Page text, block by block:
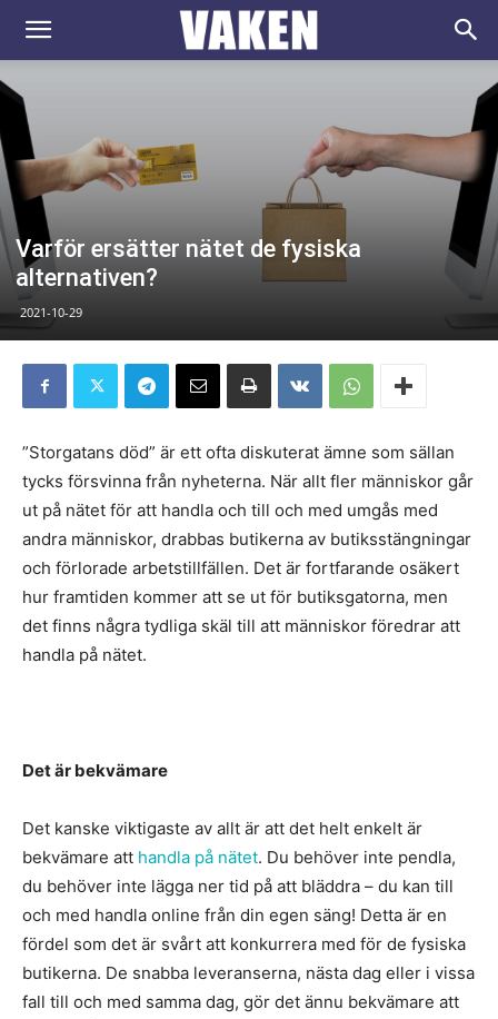
VAKEN.se
Varför ersätter nätet de fysiska
alternativen?
2021-10-29
”Storgatans död” är ett ofta diskuterat ämne som sällan
tycks försvinna från nyheterna. När allt fler människor går
ut på nätet för att handla och till och med umgås med
andra människor, drabbas butikerna av butiksstängningar
och förlorade arbetstillfällen. Det är fortfarande osäkert
hur framtiden kommer att se ut för butiksgatorna, men
det finns några tydliga skäl till att människor föredrar att
handla på nätet.
Det är bekvämare
Det kanske viktigaste av allt är att det helt enkelt är
bekvämare att handla på nätet. Du behöver inte pendla,
du behöver inte lägga ner tid på att bläddra – du kan till
och med handla online från din egen säng! Detta är en
fördel som det är svårt att konkurrera med för de fysiska
butikerna. De snabba leveranserna, nästa dag eller i vissa
fall till och med samma dag, gör det ännu bekvämare att